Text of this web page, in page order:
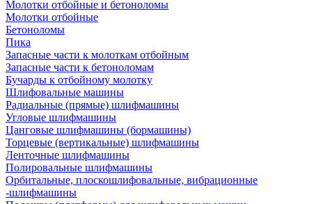
Молотки отбойные и бетоноломы
Молотки отбойные
Бетоноломы
Пика
Запасные части к молоткам отбойным
Запасные части к бетоноломам
Бучарды к отбойному молотку
Шлифовальные машины
Радиальные (прямые) шлифмашины
Угловые шлифмашины
Цанговые шлифмашины (бормашины)
Торцевые (вертикальные) шлифмашины
Ленточные шлифмашины
Полировальные шлифмашины
Орбитальные, плоскошлифовальные, вибрационные
-шлифмашины